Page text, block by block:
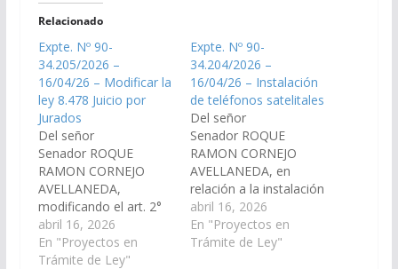
Relacionado
Expte. Nº 90-
34.205/2026 –
16/04/26 – Modificar la
ley 8.478 Juicio por
Jurados
Del señor
Senador ROQUE
RAMON CORNEJO
AVELLANEDA,
modificando el art. 2°
de la Ley 8478. (Expte.
Nº 90-34.205/2026, a
la Comisión de
abril 16, 2026
En "Proyectos en
Trámite de Ley"
Expte. Nº 90-
34.204/2026 –
16/04/26 – Instalación
de teléfonos satelitales
Del señor
Senador ROQUE
RAMON CORNEJO
AVELLANEDA, en
relación a la instalación
de teléfonos satelitales
en trayectos,
senderos, circuitos,
abril 16, 2026
En "Proyectos en
Trámite de Ley"